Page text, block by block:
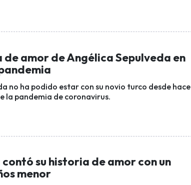
de amor de Angélica Sepulveda en
no ha podido estar con su novio turco desde hace
la pandemia de coronavirus.
contó su historia de amor con un
menor